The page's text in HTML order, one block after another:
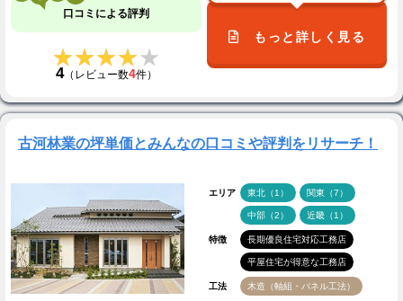
口コミによる評判
★★★★★
★★★★★
4（レビュー数4件）
もっと詳しく見る
古河林業の坪単価とみんなの口コミや評判をリサーチ！
エリア 東北（1） 関東（7）
中部（2） 近畿（1）
特徴 長期優良住宅対応工務店
平屋住宅が得意な工務店
工法 木造（軸組・パネル工法）